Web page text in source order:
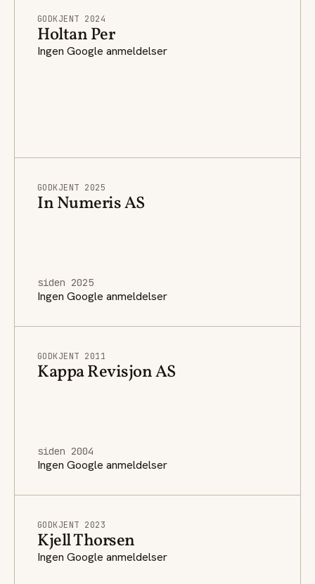
GODKJENT 2024
Holtan Per
Ingen Google anmeldelser
GODKJENT 2025
In Numeris AS
siden 2025
Ingen Google anmeldelser
GODKJENT 2011
Kappa Revisjon AS
siden 2004
Ingen Google anmeldelser
GODKJENT 2023
Kjell Thorsen
Ingen Google anmeldelser